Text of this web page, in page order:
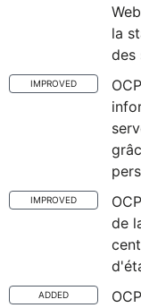
la
des
IMPROVED
IMPROVED
de
ADDED